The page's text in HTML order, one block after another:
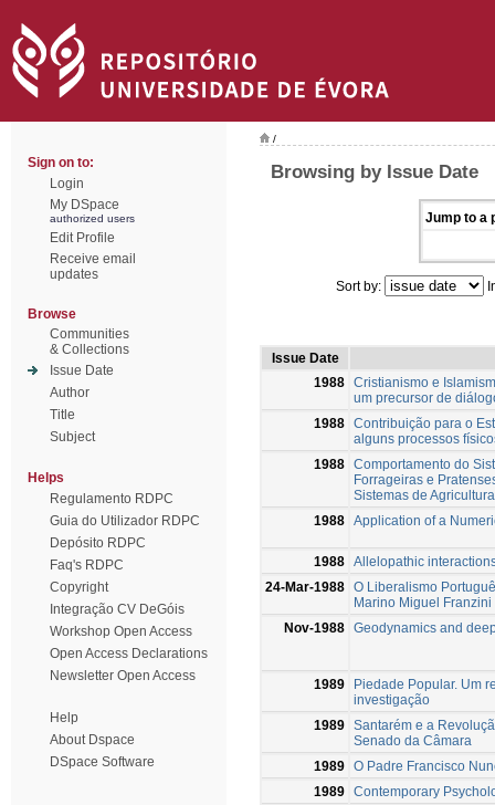
Sign on to:
Login
My DSpace
authorized users
Edit Profile
Receive email
updates
Browse
Communities
& Collections
Issue Date
Author
Title
Subject
Helps
Regulamento RDPC
Guia do Utilizador RDPC
Depósito RDPC
Faq's RDPC
Copyright
Integração CV DeGóis
Workshop Open Access
Open Access Declarations
Newsletter Open Access
Help
About Dspace
DSpace Software
/
Browsing by Issue Date
Jump to a
Sort by:
Issue Date
1988 Cristianismo e
um precursor de
1988 Contribuição para o
alguns processos
1988 Comportamento do
Forrageiras e
Sistemas de
1988 Application of a
1988 Allelopathic
24-Mar-1988 O Liberalismo
Marino Miguel
Nov-1988 Geodynamics and
1989
Piedade Popular. Um
investigação
1989 Santarém e a
Senado da Câmara
1989 O Padre Francisco
1989 Contemporary